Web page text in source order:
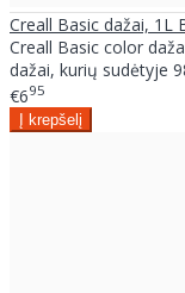
Creall Basic dažai, 1L
Creall Basic color
dažai, kurių sudėtyje
€695